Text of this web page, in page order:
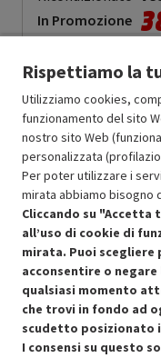
In Promozione
Risparmio garantito
Condizioni generali di
Cookie Policy
Rispettiamo la
Utilizziamo cookies,
funzionamento del sito
nostro sito Web
personalizzata
Per poter utilizzare i
mirata abbiamo bisogno
Cliccando su
all’uso di cookie di
mirata. Puoi
acconsentire o
qualsiasi momento
che trovi in fondo ad
scudetto posizionato
I consensi su questo